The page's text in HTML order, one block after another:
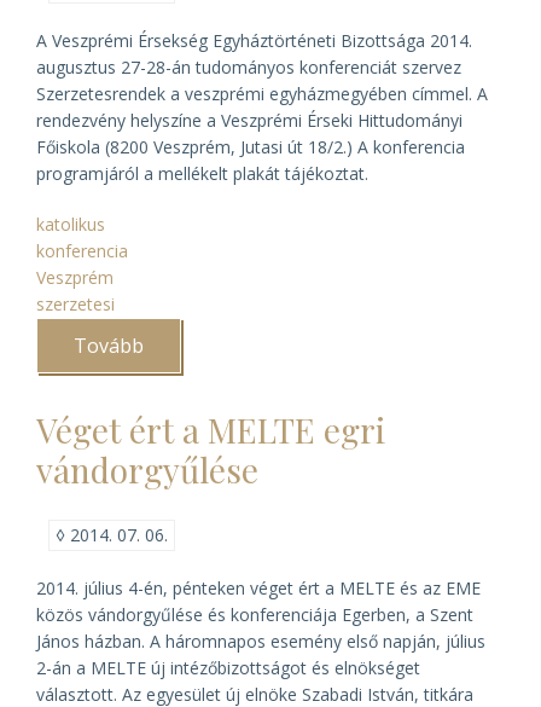
A Veszprémi Érsekség Egyháztörténeti Bizottsága 2014.
augusztus 27-28-án tudományos konferenciát szervez
Szerzetesrendek a veszprémi egyházmegyében címmel. A
rendezvény helyszíne a Veszprémi Érseki Hittudományi
Főiskola (8200 Veszprém, Jutasi út 18/2.) A konferencia
programjáról a mellékelt plakát tájékoztat.
katolikus
konferencia
Veszprém
szerzetesi
Tovább
veszprémi
)
Véget ért a MELTE egri
vándorgyűlése
◊ 2014. 07. 06.
2014. július 4-én, pénteken véget ért a MELTE és az EME
közös vándorgyűlése és konferenciája Egerben, a Szent
János házban. A háromnapos esemény első napján, július
2-án a MELTE új intézőbizottságot és elnökséget
választott. Az egyesület új elnöke Szabadi István, titkára